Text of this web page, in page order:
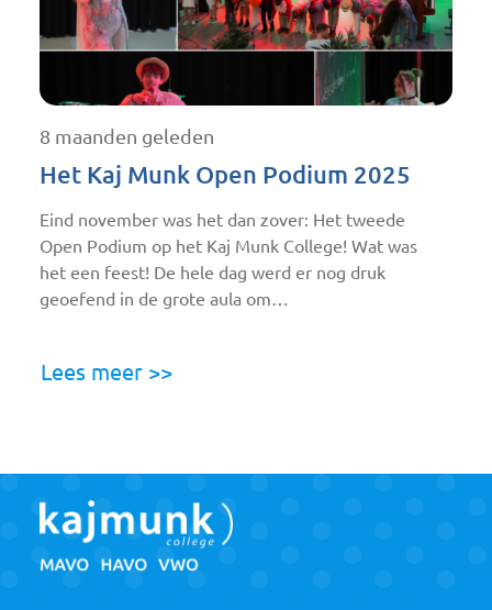
8 maanden geleden
Het Kaj Munk Open Podium 2025
Eind november was het dan zover: Het tweede
Open Podium op het Kaj Munk College! Wat was
het een feest! De hele dag werd er nog druk
geoefend in de grote aula om…
Lees meer >>